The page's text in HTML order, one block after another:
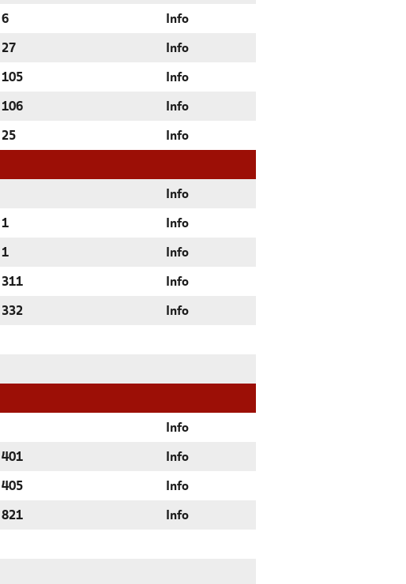
6 Info
Info
105 Info
106 Info
25 Info
Info
1 Info
1 Info
311 Info
332 Info
Info
401 Info
405 Info
821 Info